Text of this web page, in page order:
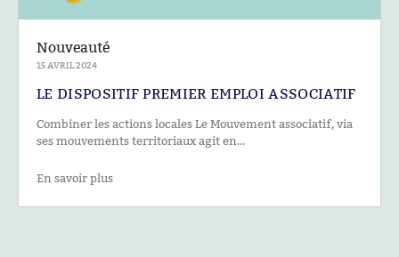
Nouveauté
15 AVRIL 2024
LE DISPOSITIF PREMIER EMPLOI ASSOCIATIF
Combiner les actions locales Le Mouvement associatif, via
ses mouvements territoriaux agit en...
En savoir plus